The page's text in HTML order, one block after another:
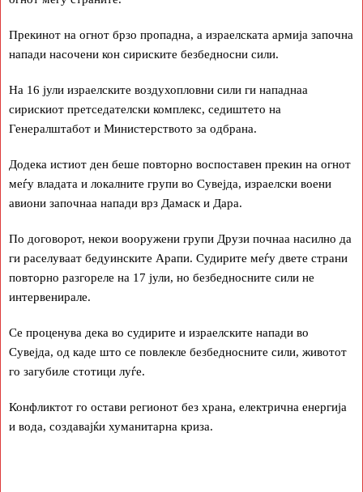
Прекинот на огнот брзо пропадна, а израелската армија започна
напади насочени кон сириските безбедносни сили.
На 16 јули израелските воздухопловни сили ги нападнаа
сирискиот претседателски комплекс, седиштето на
Генералштабот и Министерството за одбрана.
Додека истиот ден беше повторно воспоставен прекин на огнот
меѓу владата и локалните групи во Сувејда, израелски воени
авиони започнаа напади врз Дамаск и Дара.
По договорот, некои вооружени групи Друзи почнаа насилно да
ги раселуваат бедуинските Арапи. Судирите меѓу двете страни
повторно разгореле на 17 јули, но безбедносните сили не
интервенирале.
Се проценува дека во судирите и израелските напади во
Сувејда, од каде што се повлекле безбедносните сили, животот
го загубиле стотици луѓе.
Конфликтот го остави регионот без храна, електрична енергија
и вода, создавајќи хуманитарна криза.